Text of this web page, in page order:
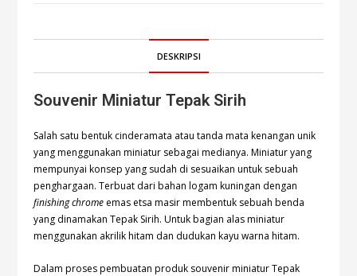
DESKRIPSI
Souvenir Miniatur Tepak Sirih
Salah satu bentuk cinderamata atau tanda mata kenangan unik
yang menggunakan miniatur sebagai medianya. Miniatur yang
mempunyai konsep yang sudah di sesuaikan untuk sebuah
penghargaan. Terbuat dari bahan logam kuningan dengan
finishing chrome emas etsa masir membentuk sebuah benda
yang dinamakan Tepak Sirih. Untuk bagian alas miniatur
menggunakan akrilik hitam dan dudukan kayu warna hitam.
Dalam proses pembuatan produk souvenir miniatur Tepak